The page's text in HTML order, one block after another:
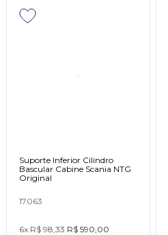
Suporte Inferior Cilindro
Bascular Cabine Scania NTG
Original
17063
6x R$ 98,33 R$ 590,00